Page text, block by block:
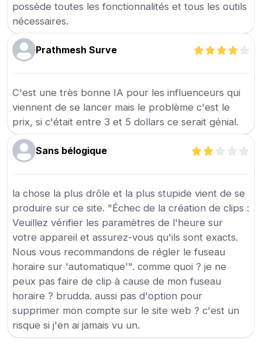
possède toutes les fonctionnalités et tous les outils
nécessaires.
Prathmesh Surve
C'est une très bonne IA pour les influenceurs qui
viennent de se lancer mais le problème c'est le
prix, si c'était entre 3 et 5 dollars ce serait génial.
Sans bélogique
la chose la plus drôle et la plus stupide vient de se
produire sur ce site. "Échec de la création de clips :
Veuillez vérifier les paramètres de l'heure sur
votre appareil et assurez-vous qu'ils sont exacts.
Nous vous recommandons de régler le fuseau
horaire sur 'automatique'". comme quoi ? je ne
peux pas faire de clip à cause de mon fuseau
horaire ? brudda. aussi pas d'option pour
supprimer mon compte sur le site web ? c'est un
risque si j'en ai jamais vu un.